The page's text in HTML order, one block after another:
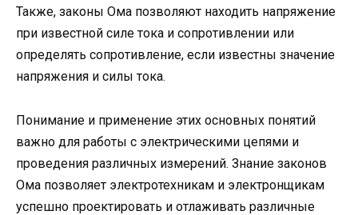
Также, законы Ома позволяют находить напряжение
при известной силе тока и сопротивлении или
определять сопротивление, если известны значение
напряжения и силы тока.
Понимание и применение этих основных понятий
важно для работы с электрическими цепями и
проведения различных измерений. Знание законов
Ома позволяет электротехникам и электронщикам
успешно проектировать и отлаживать различные